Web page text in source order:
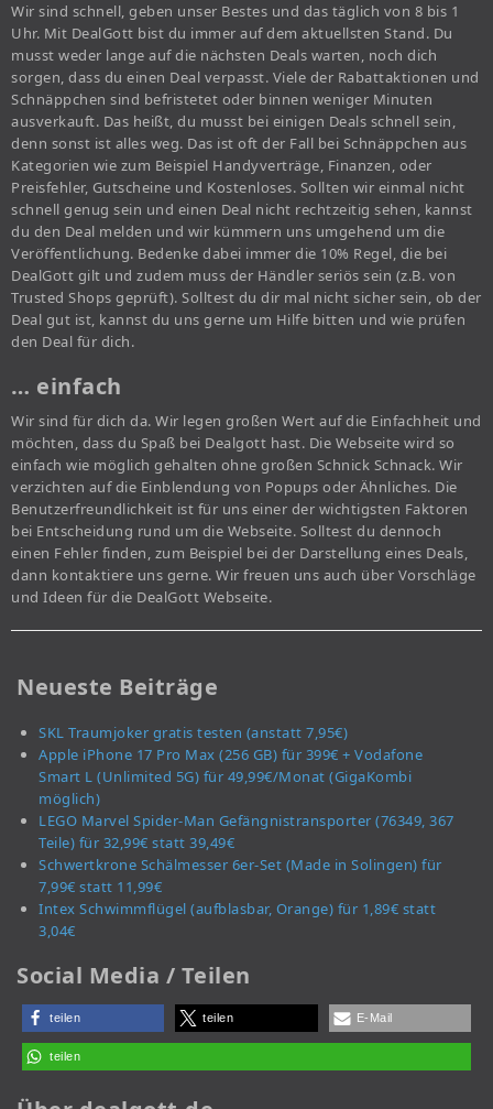
Wir sind schnell, geben unser Bestes und das täglich von 8 bis 1
Uhr. Mit DealGott bist du immer auf dem aktuellsten Stand. Du
musst weder lange auf die nächsten Deals warten, noch dich
sorgen, dass du einen Deal verpasst. Viele der Rabattaktionen und
Schnäppchen sind befristetet oder binnen weniger Minuten
ausverkauft. Das heißt, du musst bei einigen Deals schnell sein,
denn sonst ist alles weg. Das ist oft der Fall bei Schnäppchen aus
Kategorien wie zum Beispiel Handyverträge, Finanzen, oder
Preisfehler, Gutscheine und Kostenloses. Sollten wir einmal nicht
schnell genug sein und einen Deal nicht rechtzeitig sehen, kannst
du den Deal melden und wir kümmern uns umgehend um die
Veröffentlichung. Bedenke dabei immer die 10% Regel, die bei
DealGott gilt und zudem muss der Händler seriös sein (z.B. von
Trusted Shops geprüft). Solltest du dir mal nicht sicher sein, ob der
Deal gut ist, kannst du uns gerne um Hilfe bitten und wie prüfen
den Deal für dich.
… einfach
Wir sind für dich da. Wir legen großen Wert auf die Einfachheit und
möchten, dass du Spaß bei Dealgott hast. Die Webseite wird so
einfach wie möglich gehalten ohne großen Schnick Schnack. Wir
verzichten auf die Einblendung von Popups oder Ähnliches. Die
Benutzerfreundlichkeit ist für uns einer der wichtigsten Faktoren
bei Entscheidung rund um die Webseite. Solltest du dennoch
einen Fehler finden, zum Beispiel bei der Darstellung eines Deals,
dann kontaktiere uns gerne. Wir freuen uns auch über Vorschläge
und Ideen für die DealGott Webseite.
Neueste Beiträge
SKL Traumjoker gratis testen (anstatt 7,95€)
Apple iPhone 17 Pro Max (256 GB) für 399€ + Vodafone
Smart L (Unlimited 5G) für 49,99€/Monat (GigaKombi
möglich)
LEGO Marvel Spider-Man Gefängnistransporter (76349, 367
Teile) für 32,99€ statt 39,49€
Schwertkrone Schälmesser 6er-Set (Made in Solingen) für
7,99€ statt 11,99€
Intex Schwimmflügel (aufblasbar, Orange) für 1,89€ statt
3,04€
Social Media / Teilen
teilen teilen E-Mail
teilen